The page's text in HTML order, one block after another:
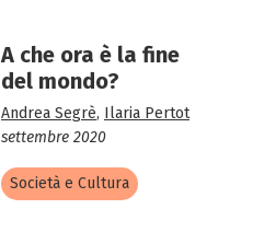
A che ora è la fine
del mondo?
Andrea Segrè, Ilaria Pertot
settembre 2020
Società e Cultura